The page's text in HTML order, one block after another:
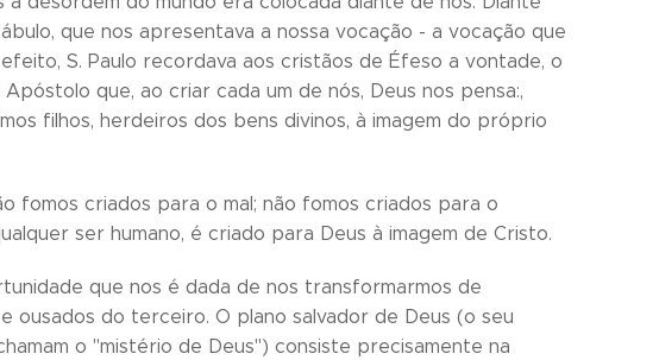
que nos apresentava a nossa vocação - a vocação que
S. Paulo recordava aos cristãos de Éfeso a vontade, o
que, ao criar cada um de nós, Deus nos pensa:,
filhos, herdeiros dos bens divinos, à imagem do próprio
fomos criados para o mal; não fomos criados para o
ser humano, é criado para Deus à imagem de Cristo.
que nos é dada de nos transformarmos de
do terceiro. O plano salvador de Deus (o seu
o "mistério de Deus") consiste precisamente na